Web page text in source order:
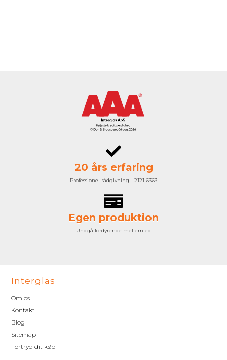
20 års erfaring
Professionel rådgivning - 2121 6363
Egen produktion
Undgå fordyrende mellemled
Interglas
Om os
Kontakt
Blog
Sitemap
Fortryd dit køb